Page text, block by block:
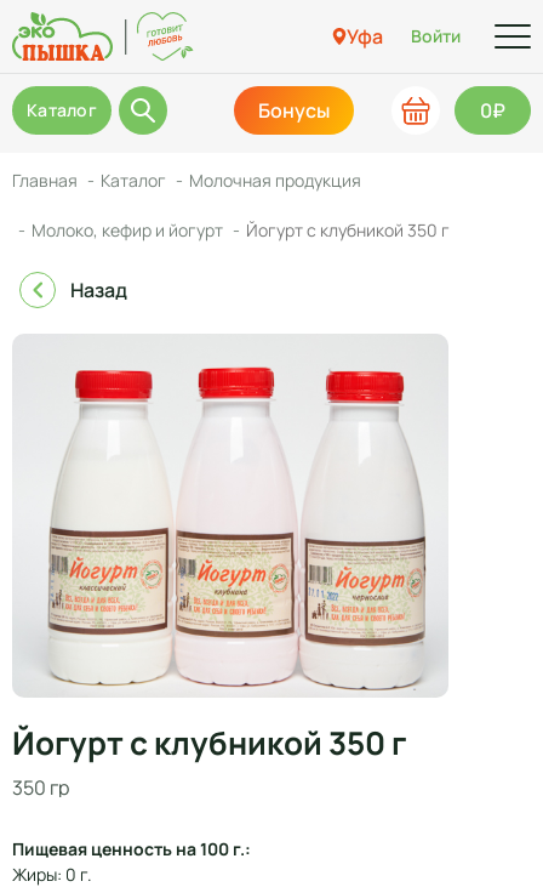
Уфа Войти
Каталог Бонусы 0₽
Главная Каталог Молочная продукция
Молоко, кефир и йогурт Йогурт с клубникой 350 г
Назад
Йогурт с клубникой 350 г
350 гр
Пищевая ценность на 100 г.:
Жиры: 0 г.